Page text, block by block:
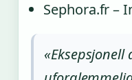
Sephora.fr –